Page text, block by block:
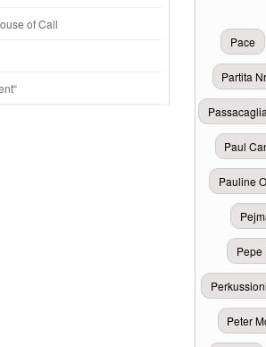
of Call
Pace
Partita
Paul
Pauline
Pepe
Peter